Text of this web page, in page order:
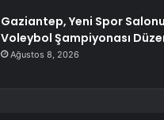
Gaziantep, Yeni Spor
Voleybol Şampiyonası
Ağustos 8, 2026